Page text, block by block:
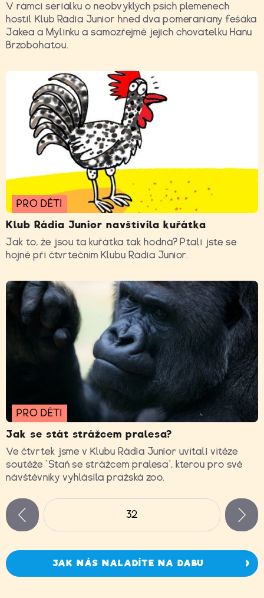
V rámci seriálku o neobvyklých psích plemenech
hostil Klub Rádia Junior hned dva pomeraniany fešáka
Jakea a Mylinku a samozřejmě jejich chovatelku Hanu
Brzobohatou.
PRO DĚTI
Klub Rádia Junior navštívila kuřátka
Jak to, že jsou ta kuřátka tak hodná? Ptali jste se
hojně při čtvrtečním Klubu Rádia Junior.
PRO DĚTI
Jak se stát strážcem pralesa?
Ve čtvrtek jsme v Klubu Rádia Junior uvítali vítěze
soutěže “Staň se strážcem pralesa”, kterou pro své
návštěvníky vyhlásila pražská zoo.
Stránky
32
JAK NÁS NALADÍTE NA DABU